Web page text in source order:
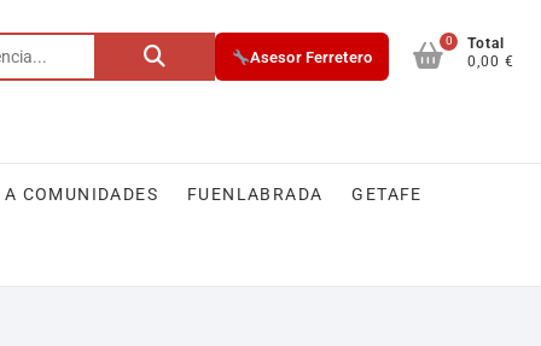
Asesor Ferretero
0
Total
0,00 €
COMUNIDADES FUENLABRADA GETAFE